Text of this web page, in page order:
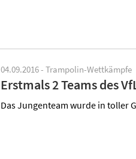
04.09.2016 - Trampolin-Wettkämpfe
Erstmals 2 Teams des
Das Jungenteam wurde in toller